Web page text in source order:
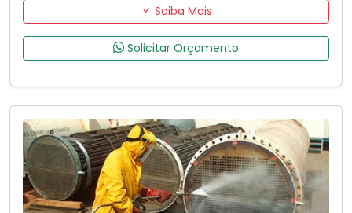
Saiba Mais
Solicitar Orçamento